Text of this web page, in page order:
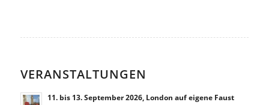
VERANSTALTUNGEN
11. bis 13. September 2026, London auf eigene Faust